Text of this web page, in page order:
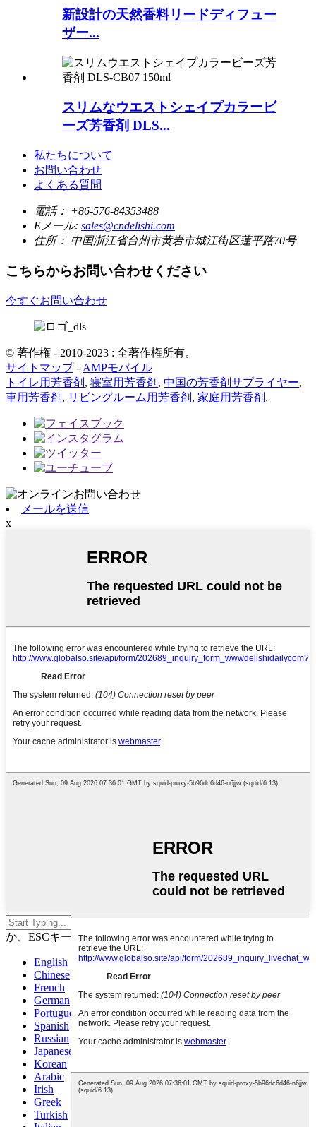
新設計の天然香料リードディフュー
ザー...
スリムなウエストシェイプカラービ
ーズ芳香剤 DLS...
私たちについて
お問い合わせ
よくある質問
電話： +86-576-84353488
Eメール: sales@cndelishi.com
住所： 中国浙江省台州市黄岩市城江街区蓮平路70号
こちらからお問い合わせください
今すぐお問い合わせ
© 著作権 - 2010-2023 : 全著作権所有。
サイトマップ- AMPモバイル
トイレ用芳香剤 , 寝室用芳香剤 , 中国の芳香剤サプライヤー,
車用芳香剤 , リビングルーム用芳香剤 , 家庭用芳香剤 ,
メールを送信
x
か、ESCキーを押して閉じます
English
Chinese
French
German
Portuguese
Spanish
Russian
Japanese
Korean
Arabic
Irish
Greek
Turkish